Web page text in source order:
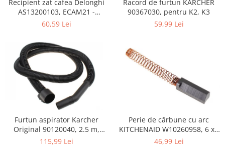
Camping
Sporturi de interior
TV, Audio & Foto
Aparate Foto & Accesorii
Audio HI-FI & Profesionale
Camere video si sport
Drone si Accesorii
Home Cinema & Audio
Playere, Boxe & Casti
Recipient zat cafea Delonghi
AS13200103, ECAM21 -
ECAM25
60,59 Lei
Racord de furtun KARCHER
90367030, pentru K2, K3
59,99 Lei
Furtun aspirator Karcher
Original 90120040, 2.5 m,
negru
115,99 Lei
Perie de cărbune cu arc
KITCHENAID W10260958, 6 x6
x 19 mm, pentru 5KSM15
46,99 Lei